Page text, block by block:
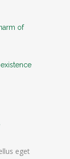
of
eget